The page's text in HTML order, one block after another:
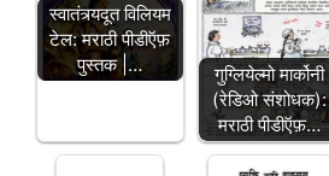
स्वातंत्र्यदूत विलियम
टेल: मराठी पीडीऍफ़
पुस्तक |…
गुग्लियेल्मो मार्कोनी
(रेडिओ संशोधक):
मराठी पीडीऍफ़…